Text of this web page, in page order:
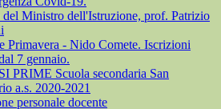
del Ministro dell'Istruzione, prof. Patrizio
Primavera - Nido Comete. Iscrizioni
7 gennaio.
PRIME Scuola secondaria San
a.s. 2020-2021
personale docente